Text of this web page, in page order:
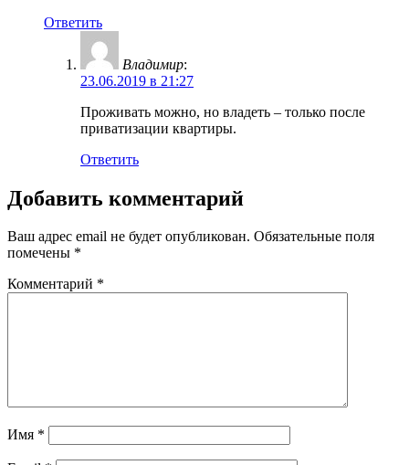
Ответить
Владимир:
23.06.2019 в 21:27
Проживать можно, но владеть – только после
приватизации квартиры.
Ответить
Добавить комментарий
Ваш адрес email не будет опубликован. Обязательные поля
помечены *
Комментарий *
Имя *